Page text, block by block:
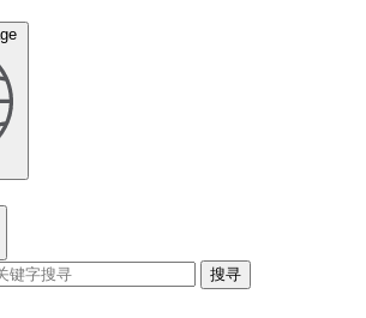
搜寻